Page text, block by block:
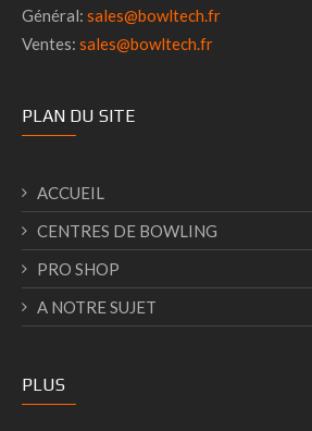
Général: sales@bowltech.fr
Ventes: sales@bowltech.fr
PLAN DU SITE
ACCUEIL
CENTRES DE BOWLING
PRO SHOP
A NOTRE SUJET
PLUS